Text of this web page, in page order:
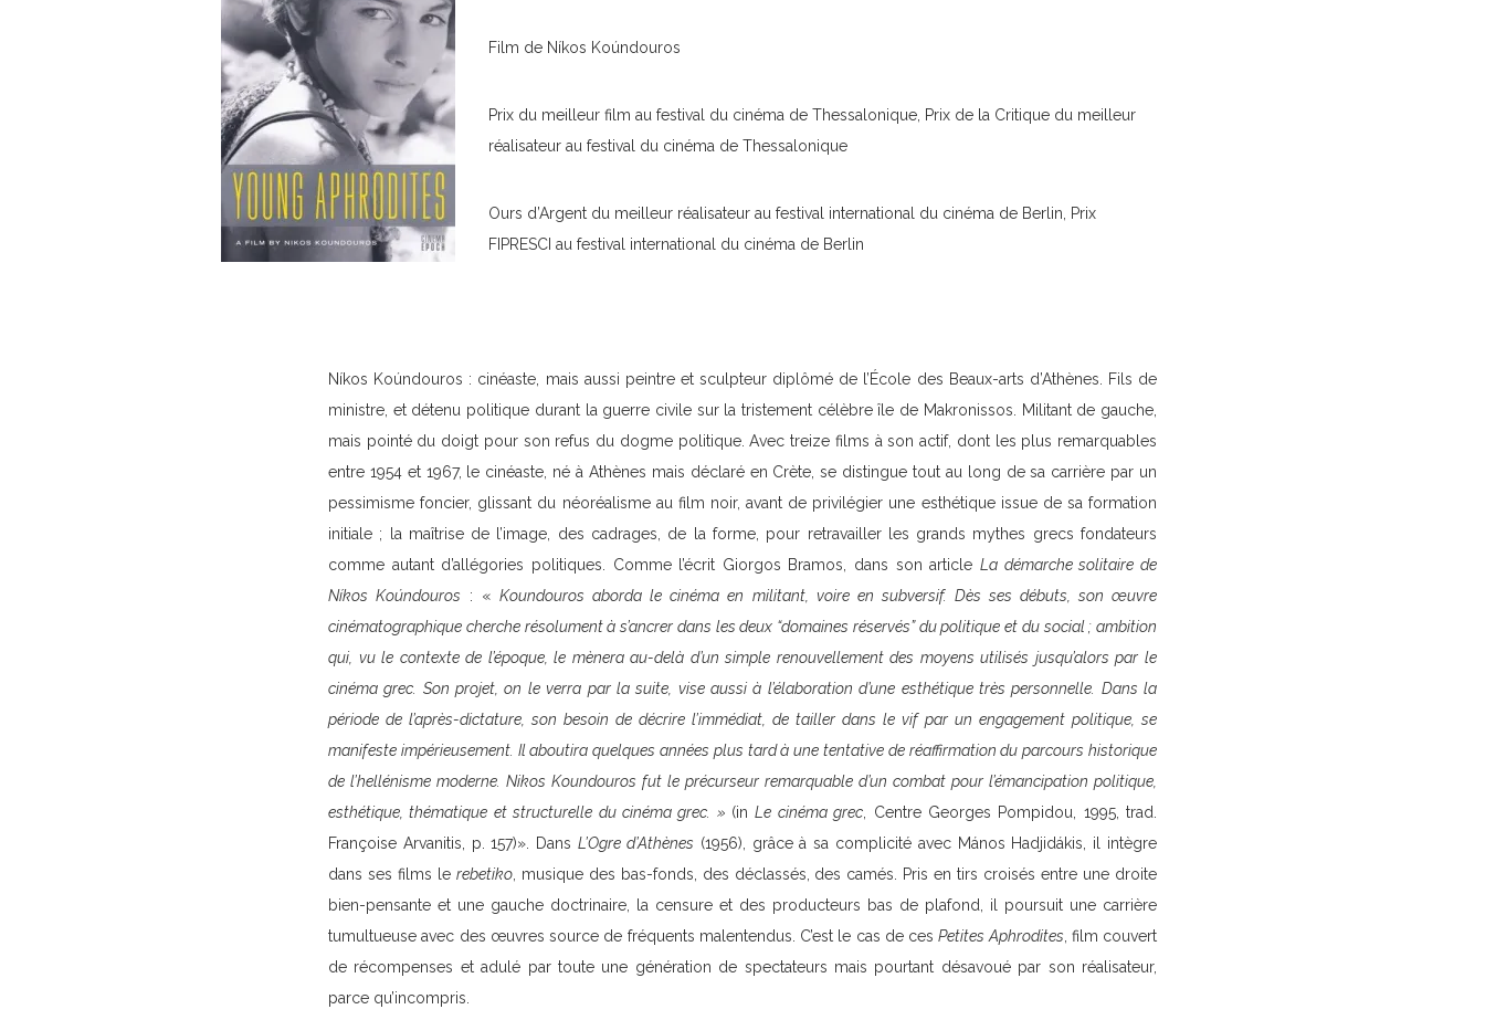
Film de Níkos Koúndouros
Prix du meilleur film au festival du cinéma de Thessalonique, Prix de la Critique du meilleur
réalisateur au festival du cinéma de Thessalonique
Ours d’Argent du meilleur réalisateur au festival international du cinéma de Berlin, Prix
FIPRESCI au festival international du cinéma de Berlin
Níkos Koúndouros : cinéaste, mais aussi peintre et sculpteur diplômé de l’École des Beaux-arts d’Athènes. Fils de
ministre, et détenu politique durant la guerre civile sur la tristement célèbre île de Makronissos. Militant de gauche,
mais pointé du doigt pour son refus du dogme politique. Avec treize films à son actif, dont les plus remarquables
entre 1954 et 1967, le cinéaste, né à Athènes mais déclaré en Crète, se distingue tout au long de sa carrière par un
pessimisme foncier, glissant du néoréalisme au film noir, avant de privilégier une esthétique issue de sa formation
initiale ; la maîtrise de l’image, des cadrages, de la forme, pour retravailler les grands mythes grecs fondateurs
comme autant d’allégories politiques. Comme l’écrit Giorgos Bramos, dans son articleLa démarche solitaire de
Níkos Koúndouros : «Koundouros aborda le cinéma en militant, voire en subversif. Dès ses débuts, son œuvre
cinématographique cherche résolument à s’ancrer dans les deux “domaines réservés” du politique et du social ; ambition
qui, vu le contexte de l’époque, le mènera au-delà d’un simple renouvellement des moyens utilisés jusqu’alors par le
cinéma grec. Son projet, on le verra par la suite, vise aussi à l’élaboration d’une esthétique très personnelle. Dans la
période de l’après-dictature, son besoin de décrire l’immédiat, de tailler dans le vif par un engagement politique, se
manifeste impérieusement. Il aboutira quelques années plus tard à une tentative de réaffirmation du parcours historique
de l’hellénisme moderne. Nikos Koundouros fut le précurseur remarquable d’un combat pour l’émancipation politique,
esthétique, thématique et structurelle du cinéma grec. » (inLe cinéma grec, Centre Georges Pompidou, 1995, trad.
Françoise Arvanitis, p. 157)». DansL’Ogre d’Athènes (1956), grâce à sa complicité avec Mános Hadjidákis, il intègre
dans ses films le rebetiko, musique des bas-fonds, des déclassés, des camés. Pris en tirs croisés entre une droite
bien-pensante et une gauche doctrinaire, la censure et des producteurs bas de plafond, il poursuit une carrière
tumultueuse avec des œuvres source de fréquents malentendus. C’est le cas de cesPetites Aphrodites, film couvert
de récompenses et adulé par toute une génération de spectateurs mais pourtant désavoué par son réalisateur,
parce qu’incompris.